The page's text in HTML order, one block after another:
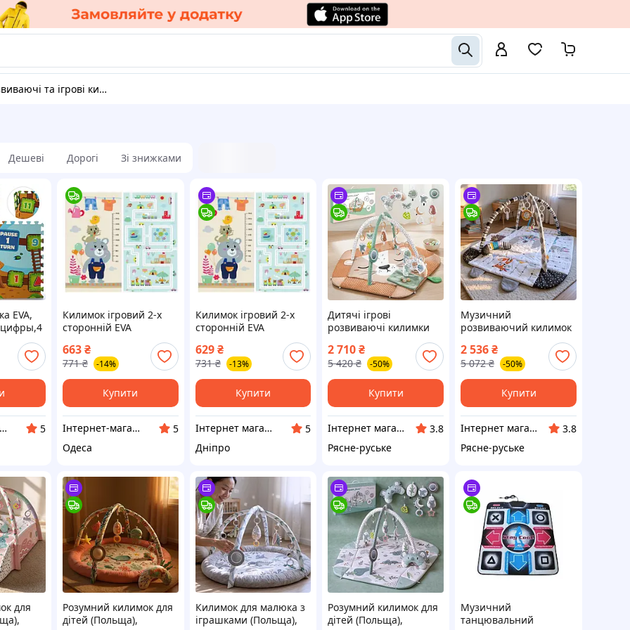
та ігрові килимки
Дешеві Дорогі Зі знижками
EVA,
цифры,4
61-
Інтернет-магазин "Domax"
5
Килимок ігровий 2-х
сторонній EVA
180х120х0.8см, в сумці
C-45508 dmx
663₴
771 ₴ -14%
Купити
Інтернет-магазин "Domax"
5
Одеса
Килимок ігровий 2-х
сторонній EVA
180х120х0.8см, в сумці
C-45508 tjy
629 ₴
731 ₴ -13%
Купити
Інтернет магазин "Toyjoy"
5
Дніпро
Дитячі ігрові
розвиваючі килимки
Розвиваючий килимок
дитячий, ITR
2 710₴
5 420 ₴ -50%
Купити
Інтернет магазин Єнот
3.8
Рясне-руське
Музичний
розвиваючий килимок
Килимок розвиваючий
для дітей, Килимок з
іграшками для
немовлят, ITR
2 536₴
5 072 ₴ -50%
Купити
Інтернет магазин Єнот
3.8
Рясне-руське
для
Розумний килимок для
дітей (Польща),
Килимок для малюка з
іграшками (Польща),
Розумний килимок для
дітей (Польща),
Музичний
танцювальний